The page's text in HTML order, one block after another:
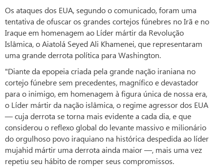
Os ataques dos EUA, segundo o comunicado, foram uma
tentativa de ofuscar os grandes cortejos fúnebres no Irã e no
Iraque em homenagem ao Líder mártir da Revolução
Islâmica, o Aiatolá Seyed Ali Khamenei, que representaram
uma grande derrota política para Washington.
"Diante da epopeia criada pela grande nação iraniana no
cortejo fúnebre sem precedentes, magnífico e devastador
para o inimigo, em homenagem à figura única de nossa era,
o Líder mártir da nação islâmica, o regime agressor dos EUA
— cuja derrota se torna mais evidente a cada dia, e que
considerou o reflexo global do levante massivo e milionário
do orgulhoso povo iraquiano na histórica despedida ao líder
mujahid mártir uma derrota ainda maior —, mais uma vez
repetiu seu hábito de romper seus compromissos.